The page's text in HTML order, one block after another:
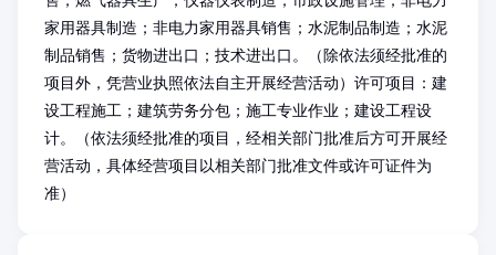
家用器具制造；非电力家用器具销售；水泥制品制造；水泥
制品销售；货物进出口；技术进出口。（除依法须经批准的
项目外，凭营业执照依法自主开展经营活动）许可项目：建
设工程施工；建筑劳务分包；施工专业作业；建设工程设
计。（依法须经批准的项目，经相关部门批准后方可开展经
营活动，具体经营项目以相关部门批准文件或许可证件为
准）